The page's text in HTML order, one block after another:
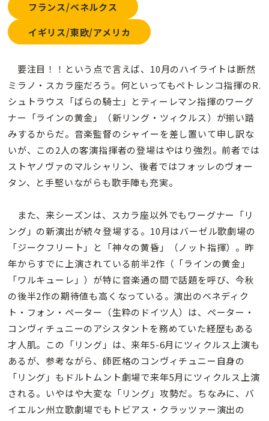
フランス/ベネルクス
イギリス/東欧/アメリカ
要注目！！という点で言えば、10月のハイライトは断然
ミラノ・スカラ座だろう。何といってもペトレンコ指揮のR.
シュトラウス「ばらの騎士」とティーレマン指揮のワーグ
ナー「ラインの黄金」（新リング・ツィクルス）が揃い踏
みするからだ。音楽監督のシャイーを差し置いて申し訳な
いが、この2人の客演指揮者の登場はやはり強烈。前者では
ストヤノヴァのマルシャリン、後者ではフォッレのヴォー
タン、と手堅いながらも歌手陣も充実。
また、来シーズンは、スカラ座以外でもワーグナー「リ
ング」の新演出が続々登場する。10月はバーゼル歌劇場の
「ジークフリート」と「神々の黄昏」（ノット指揮）。昨
年からすでに上演されている前半2作（「ラインの黄金」
「ワルキューレ」）が特に音楽通の間で話題を呼び、今秋
の後半2作の期待値も高くなっている。演出のベネディク
ト・フォン・ペーター（生粋のドイツ人）は、ペーター・
コンヴィチュニーのアシスタントを務めていた経歴もある
才人肌。この「リング」は、来年5-6月にツィクルス上演も
あるが、参考ながら、師匠格のコンヴィチュニー自身の
「リング」もドルトムント劇場で来年5月にツィクルス上演
される。いやはや大変な「リング」攻勢だ。ちなみに、バ
イエルン州立歌劇場でもトビアス・クラッツァー演出の